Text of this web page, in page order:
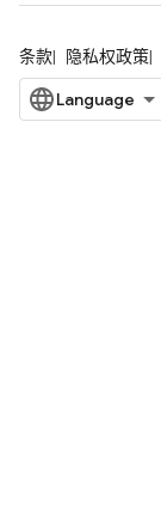
条款 隐私权政策